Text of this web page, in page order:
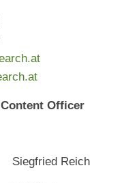
Officer
Siegfried Reich